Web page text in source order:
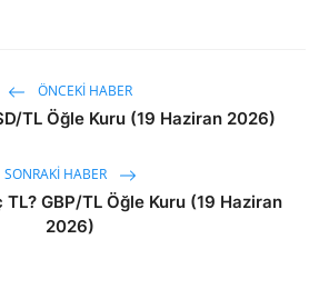
ÖNCEKI HABER
TL Öğle Kuru (19 Haziran 2026)
SONRAKI HABER
GBP/TL Öğle Kuru (19 Haziran
2026)